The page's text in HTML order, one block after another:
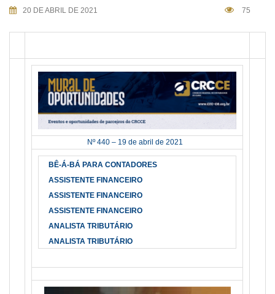
20 DE ABRIL DE 2021 75
Nº 440 – 19 de abril de 2021
BÊ-Á-BÁ PARA CONTADORES
ASSISTENTE FINANCEIRO
ASSISTENTE FINANCEIRO
ASSISTENTE FINANCEIRO
ANALISTA TRIBUTÁRIO
ANALISTA TRIBUTÁRIO